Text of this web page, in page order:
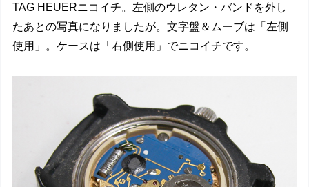
TAG HEUERニコイチ。左側のウレタン・バンドを外し
たあとの写真になりましたが。文字盤＆ムーブは「左側
使用」。ケースは「右側使用」でニコイチです。